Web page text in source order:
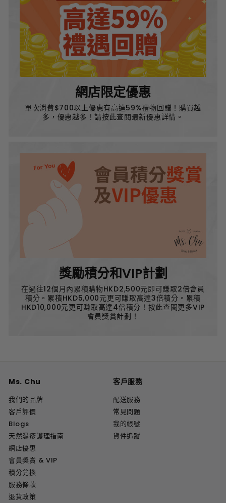
網店限定優惠
單次消費$700以上優惠有高達59%禮物回贈！購買越
多，優惠越多！請按此查閱最新優惠詳情。
獎勵積分和VIP計劃
在過往12個月內累積購物HKD2,500元即可賺取2倍會員
積分。累積HKD5,000元更可賺取高達3倍積分。累積
HKD10,000元更可賺取高達4倍積分！按此查閱更多VIP
會員獎賞計劃！
Ms. Chu
我們的品牌
客戶評價
Blogs
天然濕疹護理指南
網店優惠
會員獎賞 & VIP
積分兌換
服務條款
退貨政策
客戶服務
配送服務
常見問題
我的帳號
貨件追蹤